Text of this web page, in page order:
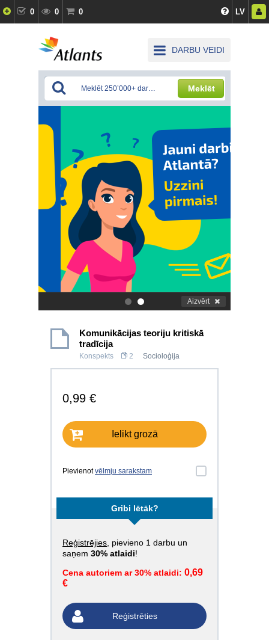
0 0 0 LV
DARBU VEIDI
Meklēt
. Aizvērt
Komunikācijas teoriju kritiskā
tradīcija
Konspekts 2 Socioloģija
0,99 €
Ielikt grozā
Pievienotvēlmju sarakstam
Gribi lētāk?
Reģistrējies , pievieno 1 darbu un
saņem 30% atlaidi!
Cena autoriem ar 30% atlaidi: 0,69
€
Reģistrēties